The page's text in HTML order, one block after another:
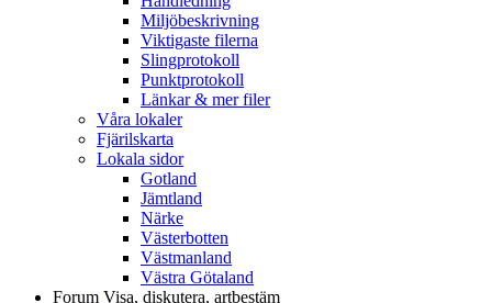
Miljöbeskrivning
Viktigaste filerna
Slingprotokoll
Punktprotokoll
Länkar & mer filer
Våra lokaler
Fjärilskarta
Lokala sidor
Gotland
Jämtland
Närke
Västerbotten
Västmanland
Västra Götaland
Forum Visa, diskutera, artbestäm